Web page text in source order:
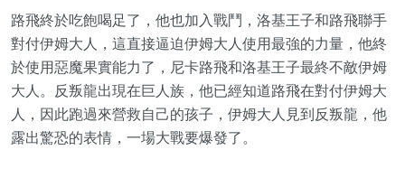
路飛終於吃飽喝足了，他也加入戰鬥，洛基王子和路飛聯手
對付伊姆大人，這直接逼迫伊姆大人使用最強的力量，他終
於使用惡魔果實能力了，尼卡路飛和洛基王子最終不敵伊姆
大人。反叛龍出現在巨人族，他已經知道路飛在對付伊姆大
人，因此跑過來營救自己的孩子，伊姆大人見到反叛龍，他
露出驚恐的表情，一場大戰要爆發了。